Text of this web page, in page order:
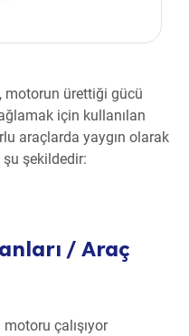
motorun ürettiği gücü
için kullanılan
araçlarda yaygın olarak
şu şekildedir:
/ Araç
motoru çalışıyor